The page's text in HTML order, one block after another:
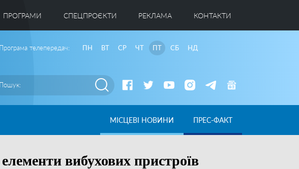
ПРОГРАМИ CПЕЦПРОЄКТИ РЕКЛАМА КОНТАКТИ
Програма телепередач: ПН ВТ СР ЧТ ПТ СБ НД
МІСЦЕВІ НОВИНИ ПРЕС-ФАКТ
вибухових пристроїв